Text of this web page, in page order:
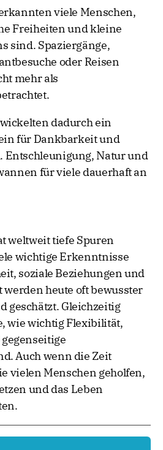
viele Menschen,
Freiheiten und kleine
sind. Spaziergänge,
oder Reisen
mehr als
dadurch ein
für Dankbarkeit und
Entschleunigung, Natur und
für viele dauerhaft an
weltweit tiefe Spuren
wichtige Erkenntnisse
soziale Beziehungen und
heute oft bewusster
geschätzt. Gleichzeitig
wie wichtig Flexibilität,
Auch wenn die Zeit
vielen Menschen geholfen,
und das Leben